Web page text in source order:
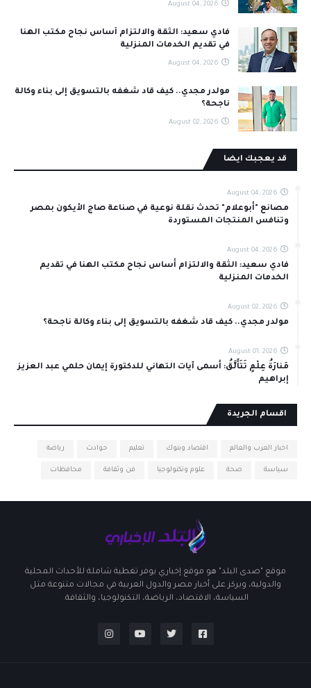
August 04, 2026
فادي سعيد: الثقة والالتزام أساس نجاح مكتب الهنا
في تقديم الخدمات المنزلية
August 04, 2026
مولدر مجدي.. كيف قاد شغفه بالتسويق إلى بناء وكالة
ناجحة؟
August 02, 2026
قد يعجبك ايضا
August 04, 2026
مصانع "أبوعلام" تحدث نقلة نوعية في صناعة صاج الأيكون بمصر
وتنافس المنتجات المستوردة
August 04, 2026
فادي سعيد: الثقة والالتزام أساس نجاح مكتب الهنا في تقديم
الخدمات المنزلية
August 02, 2026
مولدر مجدي.. كيف قاد شغفه بالتسويق إلى بناء وكالة ناجحة؟
August 01, 2026
مَنارَةُ عِلْمٍ تَتَأَلَّقُ: أسمى آيات التهاني للدكتورة إيمان حلمي عبد العزيز
إبراهيم
اقسام الجريدة
اخبار العرب والعالم اقتصاد وبنوك تعليم حوادث رياضة
سياسة صحة علوم وتكنولوجيا فن وثقافة محافظات
موقع "صدى البلد" هو موقع إخباري يوفر تغطية شاملة للأحداث المحلية
والدولية، ويركز على أخبار مصر والدول العربية في مجالات متنوعة مثل
السياسة، الاقتصاد، الرياضة، التكنولوجيا، والثقافة.